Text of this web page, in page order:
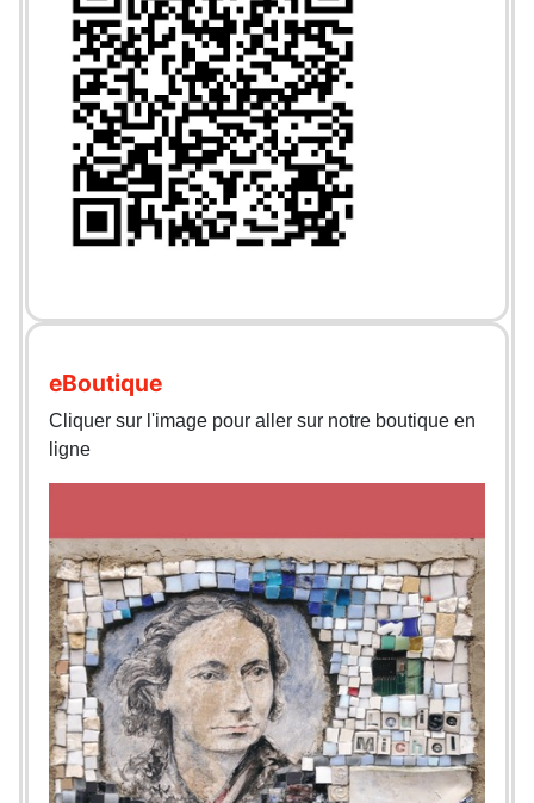
eBoutique
Cliquer sur l'image pour aller sur notre boutique en
ligne